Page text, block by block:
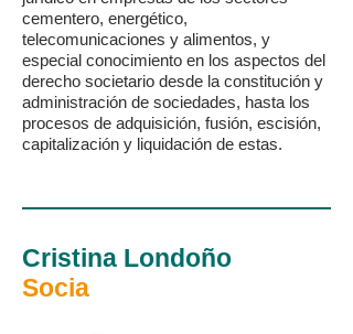
cementero, energético,
telecomunicaciones y alimentos, y
especial conocimiento en los aspectos del
derecho societario desde la constitución y
administración de sociedades, hasta los
procesos de adquisición, fusión, escisión,
capitalización y liquidación de estas.
Cristina Londoño
Socia